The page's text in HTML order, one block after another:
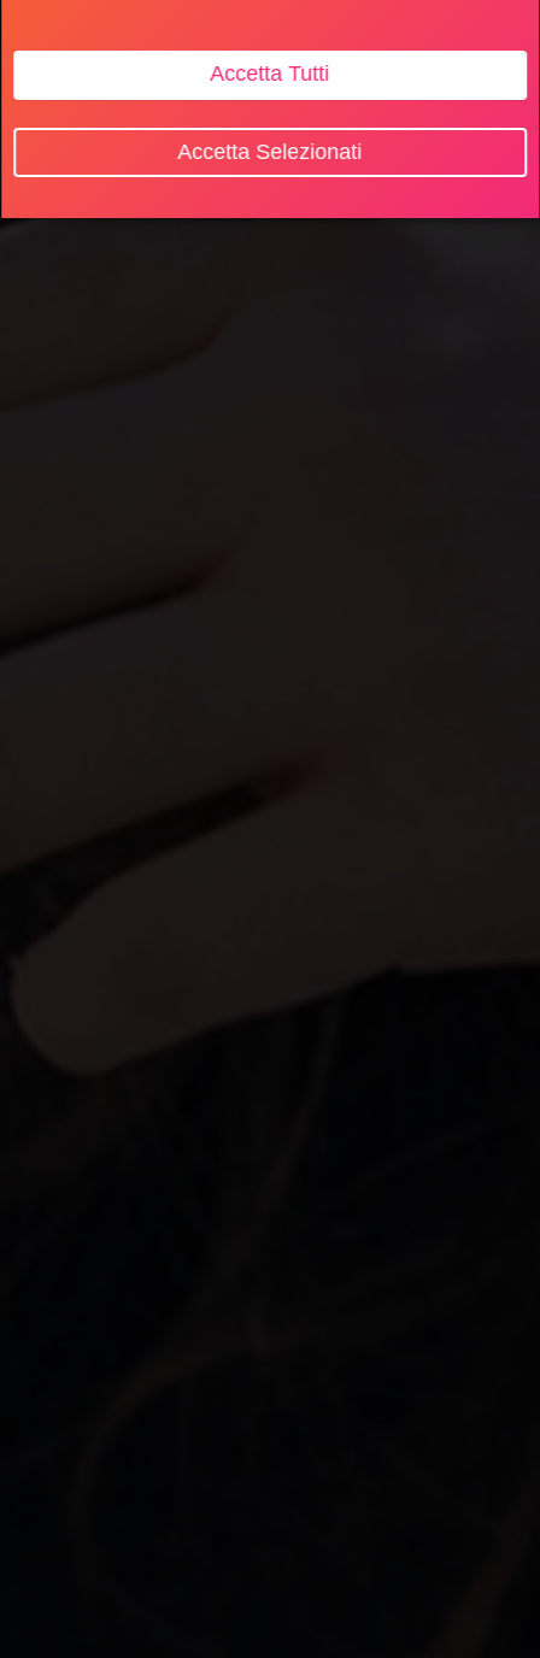
Accetta Tutti
Accetta Selezionati